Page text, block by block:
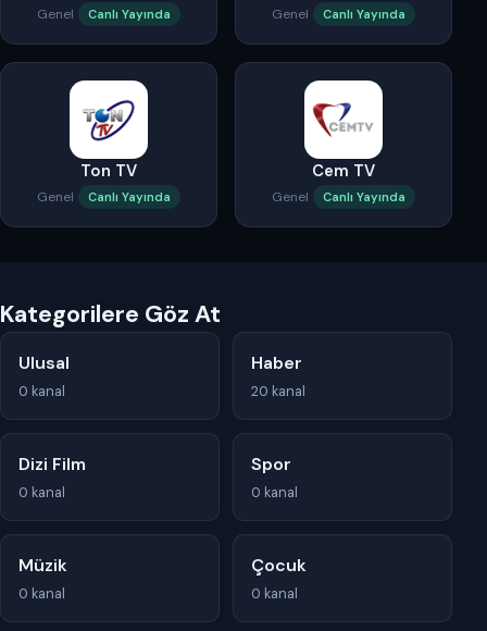
Genel Canlı Yayında Genel Canlı Yayında
Ton TV
Genel Canlı Yayında
Cem TV
Genel Canlı Yayında
Kategorilere Göz At
Ulusal
0 kanal
Haber
20 kanal
Dizi Film
0 kanal
Spor
0 kanal
Müzik
0 kanal
Çocuk
0 kanal